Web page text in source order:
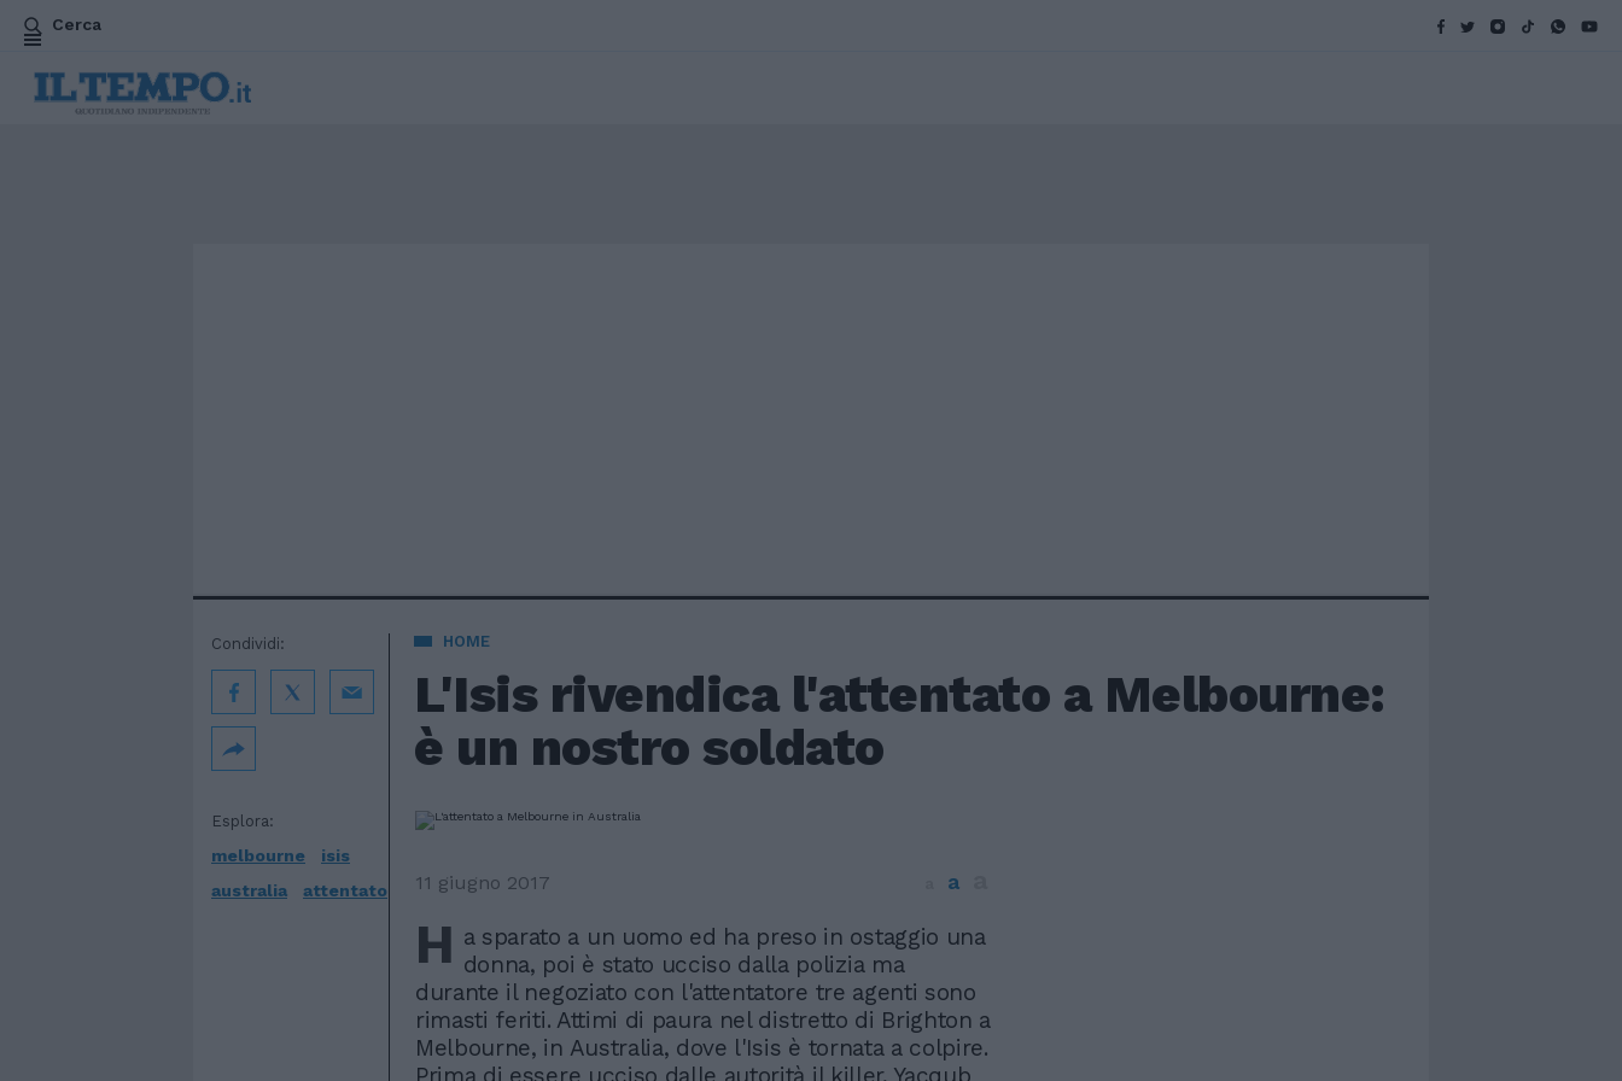
Cerca
HOME
L'Isis rivendica l'attentato a Melbourne:
è un nostro soldato
Esplora:
melbourne
isis
australia
attentato
Condividi:
11 giugno 2017 a
H a sparato a un uomo ed ha preso in ostaggio una
donna, poi è stato ucciso dalla polizia ma
durante il negoziato con l'attentatore tre agenti sono
rimasti feriti. Attimi di paura nel distretto di Brighton a
Melbourne, in Australia, dove l'Isis è tornata a colpire.